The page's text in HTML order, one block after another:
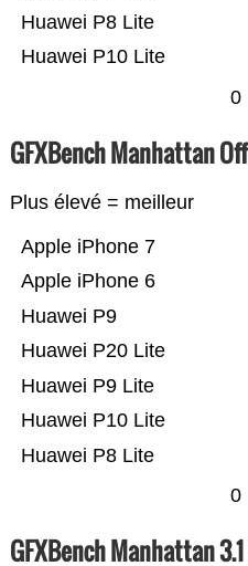
Huawei P10 Lite
Huawei P8 Lite
0
GFXBench Manhattan
Plus élevé = meilleur
Huawei P8 Lite
Huawei P10 Lite
Huawei P9 Lite
Huawei P20 Lite
Huawei P9
Apple iPhone 6
Apple iPhone 7
0
GFXBench Manhattan 3.1